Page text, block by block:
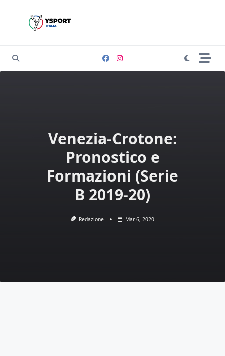
Venezia-Crotone:
Pronostico e
Formazioni (Serie
B 2019-20)
Redazione Mar 6, 2020